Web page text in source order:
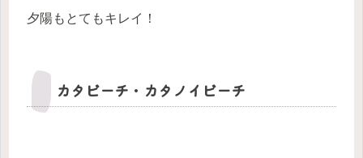
夕陽もとてもキレイ！
カタビーチ・カタノイビーチ